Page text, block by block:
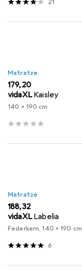
21
Matratze
EUR
179,20
vidaXL Kaisley
140 x 190 cm
Matratze
EUR
188,32
vidaXL Labelia
Federkern, 140 x 190 cm
6